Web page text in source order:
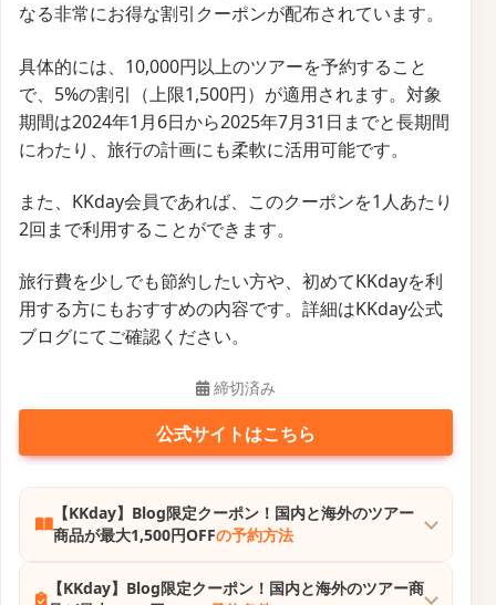
なる非常にお得な割引クーポンが配布されています。
具体的には、10,000円以上のツアーを予約すること
で、5%の割引（上限1,500円）が適用されます。対象
期間は2024年1月6日から2025年7月31日までと長期間
にわたり、旅行の計画にも柔軟に活用可能です。
また、KKday会員であれば、このクーポンを1人あたり
2回まで利用することができます。
旅行費を少しでも節約したい方や、初めてKKdayを利
用する方にもおすすめの内容です。詳細はKKday公式
ブログにてご確認ください。
締切済み
公式サイトはこちら
【KKday】Blog限定クーポン！国内と海外のツアー
商品が最大1,500円OFFの予約方法
【KKday】Blog限定クーポン！国内と海外のツアー商